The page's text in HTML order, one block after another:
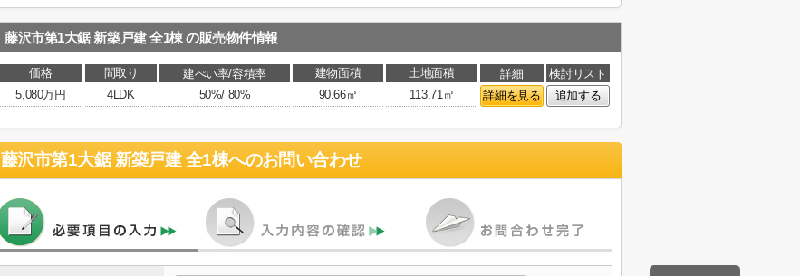
藤沢市第1大鋸 新築戸建 全1棟の販売物件情報
価格 間取り 建ぺい率/容積率 建物面積 土地面積 詳細
検討リスト
5,080万円
4LDK 50%/ 80% 90.66㎡ 113.71㎡ 詳細を見る 追加する
藤沢市第1大鋸 新築戸建 全1棟へのお問い合わせ